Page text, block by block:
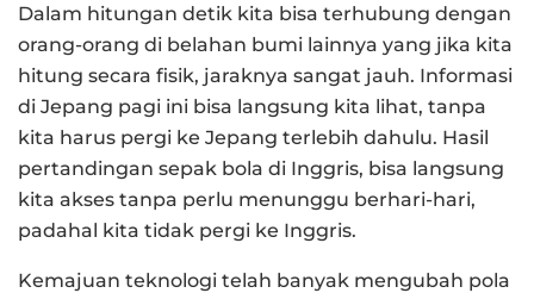
Dalam hitungan detik kita bisa terhubung dengan
orang-orang di belahan bumi lainnya yang jika kita
hitung secara fisik, jaraknya sangat jauh. Informasi
di Jepang pagi ini bisa langsung kita lihat, tanpa
kita harus pergi ke Jepang terlebih dahulu. Hasil
pertandingan sepak bola di Inggris, bisa langsung
kita akses tanpa perlu menunggu berhari-hari,
padahal kita tidak pergi ke Inggris.
Kemajuan teknologi telah banyak mengubah pola